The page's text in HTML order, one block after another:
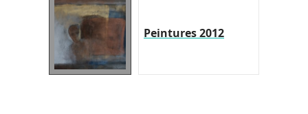
Peintures 2012